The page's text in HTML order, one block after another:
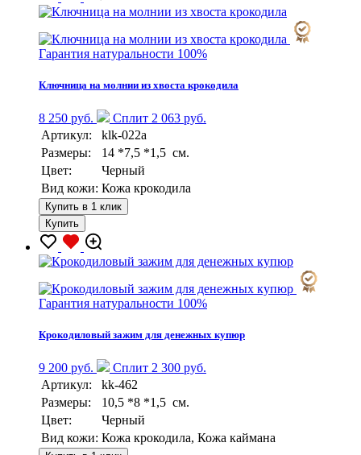
Гарантия натуральности 100%
Ключница на молнии из хвоста крокодила
8 250 руб.
Сплит 2 063 руб.
Артикул:
klk-022a
Размеры:
14 *7,5 *1,5 см.
Цвет:
Черный
Вид кожи: Кожа крокодила
Купить в 1 клик
Купить
Гарантия натуральности 100%
Крокодиловый зажим для денежных купюр
9 200 руб.
Сплит 2 300 руб.
Артикул:
kk-462
Размеры:
10,5 *8 *1,5 см.
Цвет:
Черный
Вид кожи: Кожа крокодила, Кожа каймана